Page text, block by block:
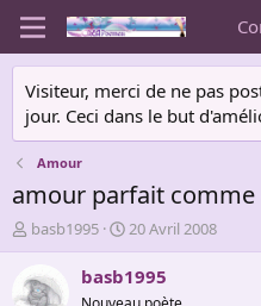
Visiteur, merci de ne pas
jour. Ceci dans le but
Amour
amour parfait comme
A
u
t
e
basb1995
D
a
t
20 Avril 2008
basb1995